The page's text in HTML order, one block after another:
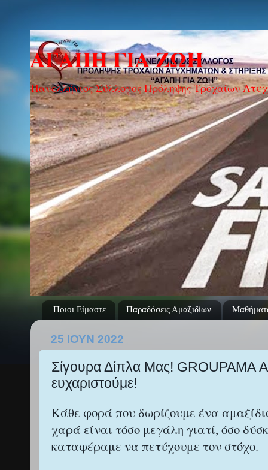
ΑΓΑΠΗ ΓΙΑ ΖΩΗ
Πανελλήνιος Σύλλογος Πρόληψης Τροχαίων
Ποιοι Είμαστε Παραδόσεις Αμαξιδίων
25 ΙΟΥΝ 2022
Σίγουρα Δίπλα Μας! GROUPAMA
ευχαριστούμε!
Κάθε φορά που δωρίζουμε ένα
χαρά είναι τόσο μεγάλη γιατί, όσο
καταφέραμε να πετύχουμε τον στόχο.